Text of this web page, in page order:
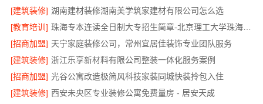
[建筑装修] 湖南建材装修湖南美学筑家建材有限公司怎么选
[教育培训]
珠海专本连读全日制大专招生简章-北京理工大学珠海学院继续教育学院
[招商加盟] 天宁家庭装修公司，常州宜居佳装饰专业团队服务
[建筑装修] 浙江乐享新材料有限公司整装一体化服务案例
[招商加盟] 光谷公寓改造极简风科技家装同城快装拎包入住
[建筑装修] 西安未央区专业装修公寓免费量房 - 居安天成